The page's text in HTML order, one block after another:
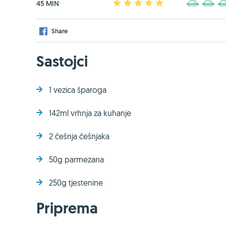
45 MIN 2 3 4
Share
Sastojci
1 vezica šparoga
142ml vrhnja za kuhanje
2 češnja češnjaka
50g parmezana
250g tjestenine
Priprema